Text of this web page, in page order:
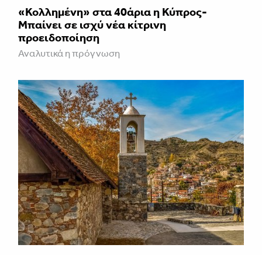
«Κολλημένη» στα 40άρια η Κύπρος-
Μπαίνει σε ισχύ νέα κίτρινη
προειδοποίηση
Αναλυτικά η πρόγνωση